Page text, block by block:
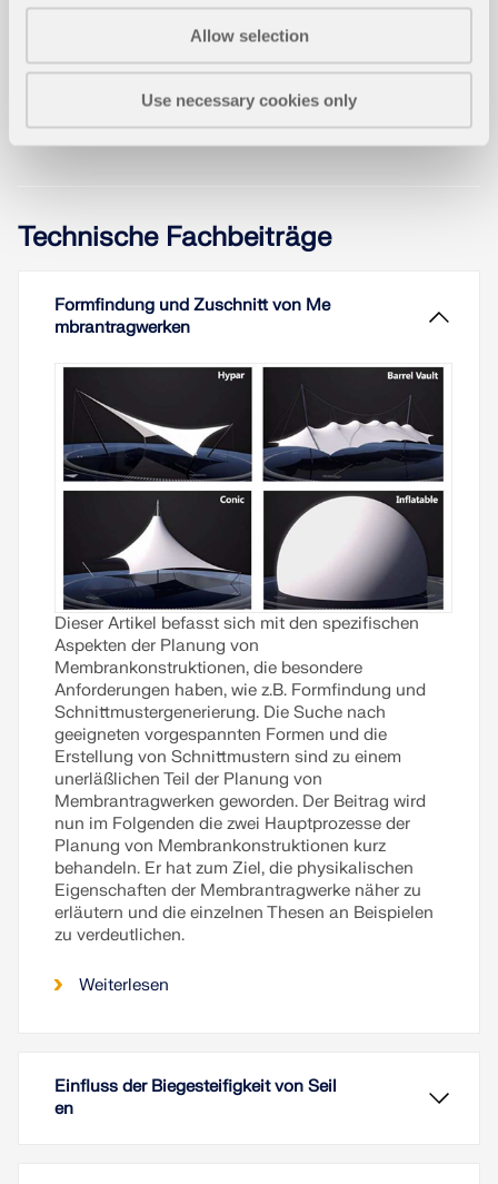
Allow selection
Use necessary cookies only
Technische Fachbeiträge
Formfindung und Zuschnitt von Me
mbrantragwerken
Dieser Artikel befasst sich mit den spezifischen
Aspekten der Planung von
Membrankonstruktionen, die besondere
Anforderungen haben, wie z.B. Formfindung und
Schnittmustergenerierung. Die Suche nach
geeigneten vorgespannten Formen und die
Erstellung von Schnittmustern sind zu einem
unerläßlichen Teil der Planung von
Membrantragwerken geworden. Der Beitrag wird
nun im Folgenden die zwei Hauptprozesse der
Planung von Membrankonstruktionen kurz
behandeln. Er hat zum Ziel, die physikalischen
Eigenschaften der Membrantragwerke näher zu
erläutern und die einzelnen Thesen an Beispielen
zu verdeutlichen.
Weiterlesen
Einfluss der Biegesteifigkeit von Seil
en